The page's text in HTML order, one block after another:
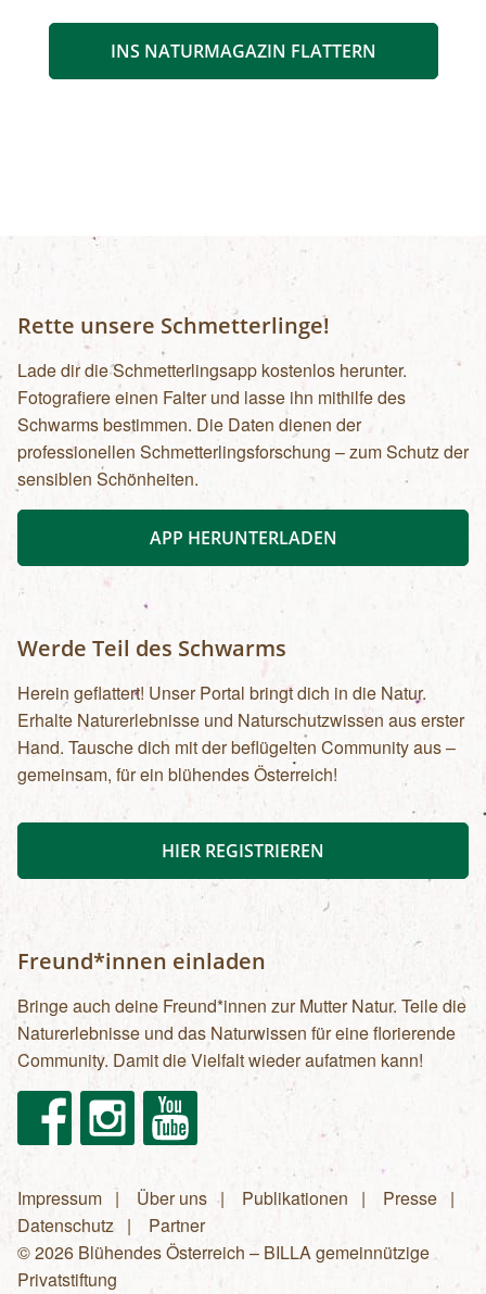
INS NATURMAGAZIN FLATTERN
Rette unsere Schmetterlinge!
Lade dir die Schmetterlingsapp kostenlos herunter.
Fotografiere einen Falter und lasse ihn mithilfe des
Schwarms bestimmen. Die Daten dienen der
professionellen Schmetterlingsforschung – zum Schutz der
sensiblen Schönheiten.
APP HERUNTERLADEN
Werde Teil des Schwarms
Herein geflattert! Unser Portal bringt dich in die Natur.
Erhalte Naturerlebnisse und Naturschutzwissen aus erster
Hand. Tausche dich mit der beflügelten Community aus –
gemeinsam, für ein blühendes Österreich!
HIER REGISTRIEREN
Freund*innen einladen
Bringe auch deine Freund*innen zur Mutter Natur. Teile die
Naturerlebnisse und das Naturwissen für eine florierende
Community. Damit die Vielfalt wieder aufatmen kann!
FacebookInstagram Youtube
Fußzeilenmenü
Impressum Über uns Publikationen
Presse
Datenschutz
Partner
© 2026 Blühendes Österreich – BILLA gemeinnützige
Privatstiftung